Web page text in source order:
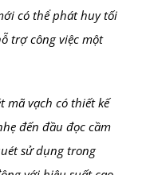
có thể phát huy tối
trợ công việc một
mã vạch có thiết kế
đến đầu đọc cầm
sử dụng trong